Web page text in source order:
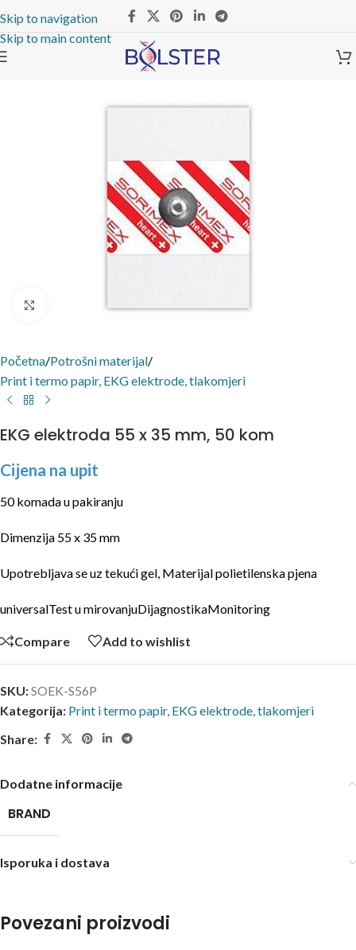
Skip to navigation
Skip to main content
Početna/Potrošni materijal/
Print i termo papir, EKG elektrode, tlakomjeri
EKG elektroda 55 x 35 mm, 50 kom
Cijena na upit
50 komada u pakiranju
Dimenzija 55 x 35 mm
Upotrebljava se uz tekući gel, Materijal polietilenska pjena
universalTest u mirovanjuDijagnostikaMonitoring
Compare Add to wishlist
SKU:SOEK-S56P
Kategorija: Print i termo papir, EKG elektrode, tlakomjeri
Share:
Dodatne informacije
BRAND
Isporuka i dostava
Povezani proizvodi